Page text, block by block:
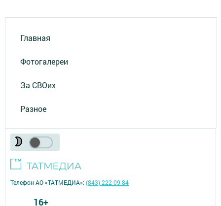
Главная
Фотогалереи
За СВОих
Разное
Телефон АО «ТАТМЕДИА»:(843) 222 09 84
16+